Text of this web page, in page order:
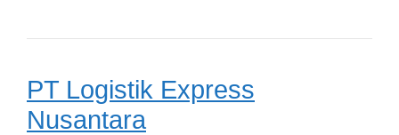
PT Logistik Express
Nusantara